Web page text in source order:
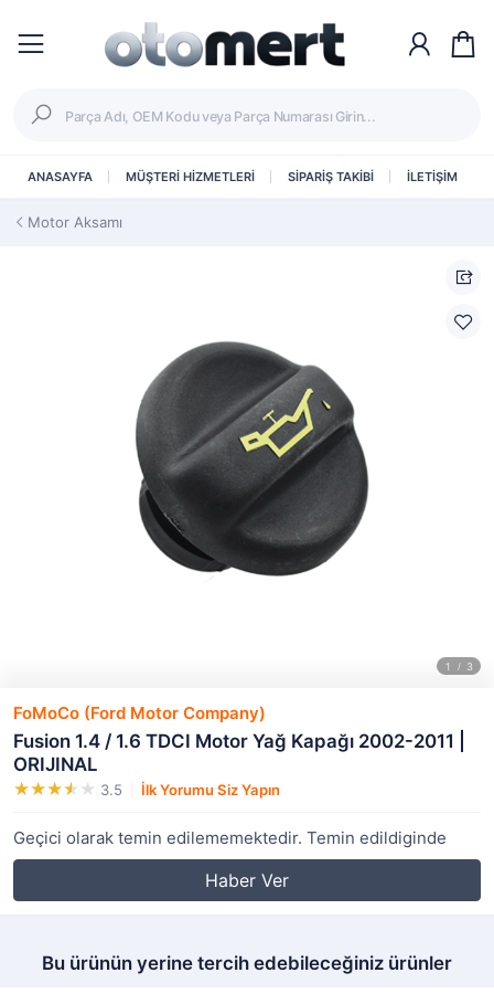
ANASAYFA MÜŞTERİ HİZMETLERİ SİPARİŞ TAKİBİ İLETİŞİM
Motor Aksamı
FoMoCo (Ford Motor Company)
Fusion 1.4 / 1.6 TDCI Motor Yağ Kapağı 2002-2011 |
ORIJINAL
3.5 İlk Yorumu Siz Yapın
Geçici olarak temin edilememektedir. Temin edildiginde
Haber Ver
Bu ürünün yerine tercih edebileceğiniz ürünler